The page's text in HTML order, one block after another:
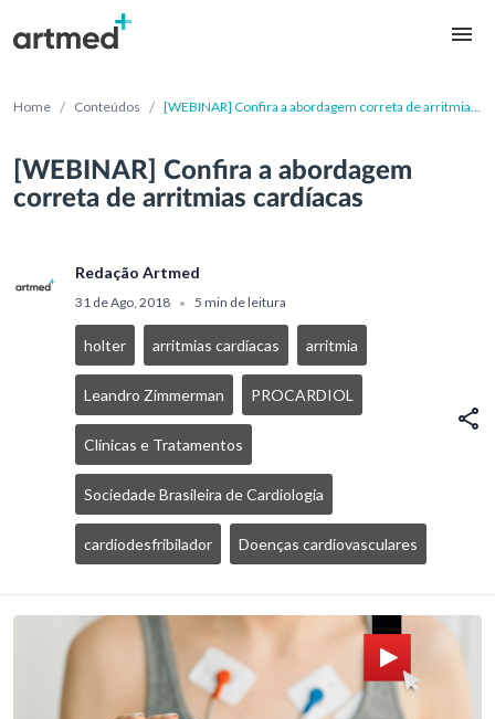
Home / Conteúdos / [WEBINAR] Confira a abordagem correta de arritmias
[WEBINAR] Confira a abordagem
correta de arritmias cardíacas
Redação Artmed
31 de Ago, 2018 • 5 min de leitura
holter arritmias cardíacas arritmia
Leandro Zimmerman PROCARDIOL
Clínicas e Tratamentos
Sociedade Brasileira de Cardiologia
cardiodesfribilador Doenças cardiovasculares